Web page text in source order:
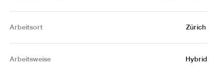
Arbeitsort Zürich
Arbeitsweise Hybrid